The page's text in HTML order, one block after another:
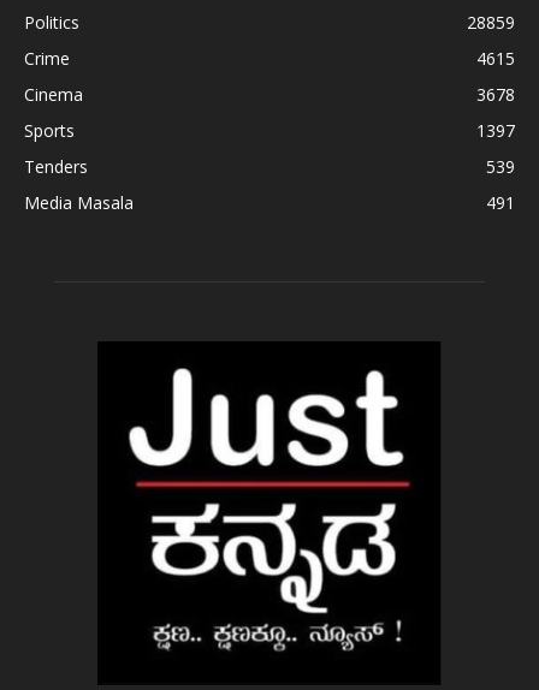
Politics
28859
Crime
4615
Cinema
3678
Sports
1397
Tenders
539
Media Masala
491